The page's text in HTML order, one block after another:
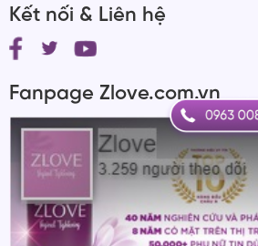
Kết nối & Liên hệ
Fanpage Zlove.com.vn